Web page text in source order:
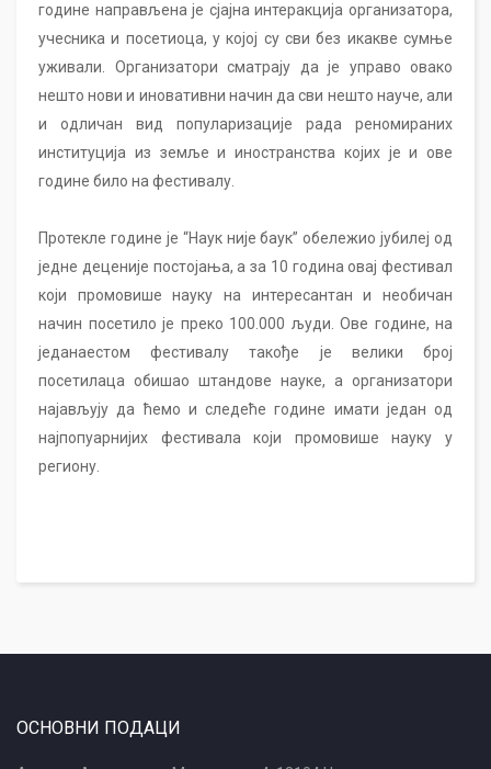
године направљена је сјајна интеракција организатора,
учесника и посетиоца, у којој су сви без икакве сумње
уживали. Организатори сматрају да је управо овако
нешто нови и иновативни начин да сви нешто науче, али
и одличан вид популаризације рада реномираних
институција из земље и иностранства којих је и ове
године било на фестивалу.
Протекле године је “Наук није баук” обележио јубилеј од
једне деценије постојања, а за 10 година овај фестивал
који промовише науку на интересантан и необичан
начин посетило је преко 100.000 људи. Ове године, на
једанаестом фестивалу такође је велики број
посетилаца обишао штандове науке, а организатори
најављују да ћемо и следеће године имати један од
најпопуарнијих фестивала који промовише науку у
региону.
ОСНОВНИ ПОДАЦИ